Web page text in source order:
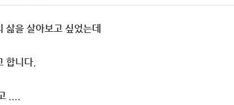
을 살아보고 싶었는데
합니다.
....